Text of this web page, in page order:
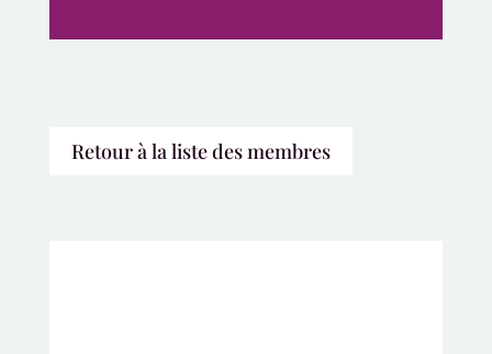
Retour à la liste des membres